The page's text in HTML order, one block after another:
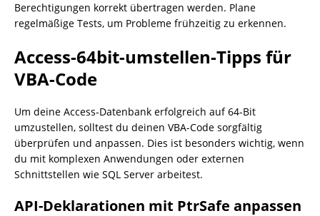
Berechtigungen korrekt übertragen werden. Plane
regelmäßige Tests, um Probleme frühzeitig zu erkennen.
Access-64bit-umstellen-Tipps für
VBA-Code
Um deine Access-Datenbank erfolgreich auf 64-Bit
umzustellen, solltest du deinen VBA-Code sorgfältig
überprüfen und anpassen. Dies ist besonders wichtig, wenn
du mit komplexen Anwendungen oder externen
Schnittstellen wie SQL Server arbeitest.
API-Deklarationen mit PtrSafe anpassen